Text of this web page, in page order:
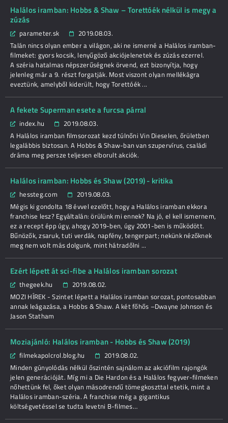
Halálos iramban: Hobbs & Shaw – Torettóék nélkül is megy a
zúzás
parameter.sk
2019.08.03.
Talán nincs olyan ember a világon, aki ne ismerné a Halálos iramban-
filmeket: gyors kocsik, lenyűgöző akciójelenetek és zúzás ezerrel.
A széria hatalmas népszerűségnek örvend, ezt bizonyítja, hogy
jelenleg már a 9. részt forgatják. Most viszont olyan mellékágra
eveztünk, amelyből kiderült, hogy Torettóék ...
A fekete Superman esete a furcsa párral
index.hu
2019.08.03.
A Halálos iramban filmsorozat kezd túlnőni Vin Dieselen, őrületben
legalábbis biztosan. A Hobbs & Shaw-ban van szupervírus, családi
dráma meg persze teljesen elborult akciók.
Halálos iramban: Hobbs és Shaw (2019) - kritika
hessteg.com
2019.08.03.
Mégis ki gondolta 18 évvel ezelőtt, hogy a Halálos iramban ekkora
franchise lesz? Egyáltalán: örülünk mi ennek? Na jó, el kell ismernem,
ez a recept épp úgy, ahogy 2019-ben, úgy 2001-ben is működött.
Bűnözők, zsaruk, tuti verdák, napfény, tengerpart; nekünk nézőknek
meg nem volt más dolgunk, mint hátradőlni ...
Ezért lépett át sci-fibe a Halálos iramban sorozat
thegeek.hu
2019.08.02.
MOZI HÍREK - Szintet lépett a Halálos iramban sorozat, pontosabban
annak leágazása, a Hobbs & Shaw. A két főhős –Dwayne Johnson és
Jason Statham
Moziajánló: Halálos iramban - Hobbs és Shaw (2019)
filmekapolcrol.blog.hu
2019.08.02.
Minden gúnyolódás nélkül őszintén sajnálom az akciófilm rajongók
jelen generációját. Míg mi a Die Hardon és a Halálos fegyver-filmeken
nőhettünk fel, őket olyan másodrendű tömegkoszttal etetik, mint a
Halálos iramban-széria. A franchise még a gigantikus
költségvetéssel se tudta levetni B-filmes…